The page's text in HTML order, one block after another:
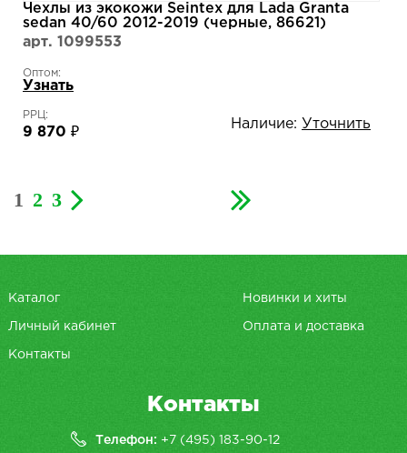
Чехлы из экокожи Seintex для Lada Granta
sedan 40/60 2012-2019 (черные, 86621)
арт. 1099553
Оптом:
Узнать
РРЦ:
9 870 ₽
Наличие: Уточнить
1 2 3
Каталог Новинки и хиты
Личный кабинет Оплата и доставка
Контакты
Контакты
Телефон: +7 (495) 183-90-12